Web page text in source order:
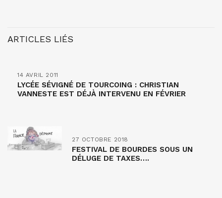
ARTICLES LIÉS
14 AVRIL 2011
LYCÉE SÉVIGNÉ DE TOURCOING : CHRISTIAN
VANNESTE EST DÉJÀ INTERVENU EN FÉVRIER
27 OCTOBRE 2018
FESTIVAL DE BOURDES SOUS UN
DÉLUGE DE TAXES….